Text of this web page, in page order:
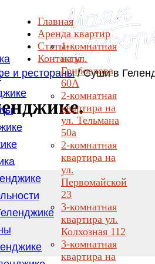
Главная
Аренда квартир
1-комнатная
на ул.
Грибоедова
60А
2-комнатная
квартира на
ул. Тельмана
50а
2-комнатная
квартира на
ул.
Первомайской
23
3-комнатная
квартира ул.
Колхозная 112
3-комнатная
квартира на
Статьи
Контакты
и рестораны/Суши в